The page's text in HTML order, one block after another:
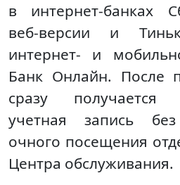
в интернет-банках
веб-версии и
интернет- и
Банк Онлайн. После
сразу получается
учетная запись
очного посещения
Центра обслуживания.